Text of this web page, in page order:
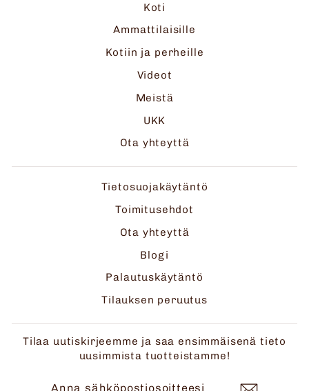
Koti
Ammattilaisille
Kotiin ja perheille
Videot
Meistä
UKK
Ota yhteyttä
Tietosuojakäytäntö
Toimitusehdot
Ota yhteyttä
Blogi
Palautuskäytäntö
Tilauksen peruutus
Tilaa uutiskirjeemme ja saa ensimmäisenä tieto
uusimmista tuotteistamme!